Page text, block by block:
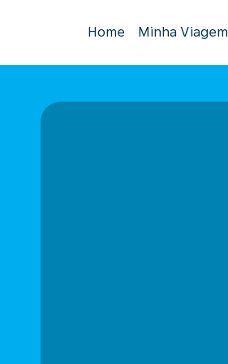
Home Minha Viagem